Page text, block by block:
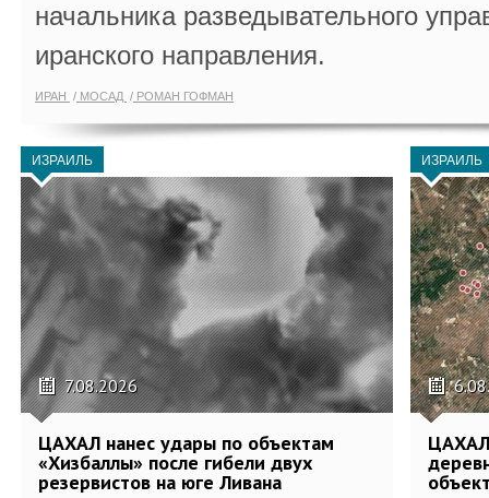
начальника разведывательного
иранского направления.
ИРАН МОСАД РОМАН ГОФМАН
ИЗРАИЛЬ
7.08.2026
ЦАХАЛ нанес удары по объектам
«Хизбаллы» после гибели двух
резервистов на юге Ливана
ИЗРАИЛЬ